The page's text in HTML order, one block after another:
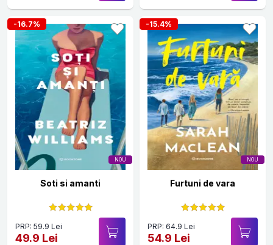
NOU
-16.7%
Soti si amanti
PRP: 59.9 Lei
49.9 Lei
NOU
-15.4%
Furtuni de vara
PRP: 64.9 Lei
54.9 Lei